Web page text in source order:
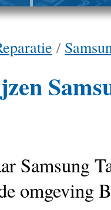
/
Samsung
omgeving